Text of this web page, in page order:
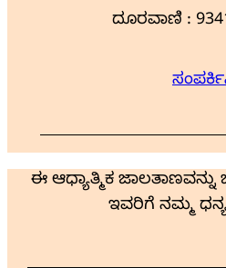
ದೂರವಾಣಿ :
ಈ ಆಧ್ಯಾತ್ಮಿಕ
ಇವರಿಗೆ ನಮ್ಮ